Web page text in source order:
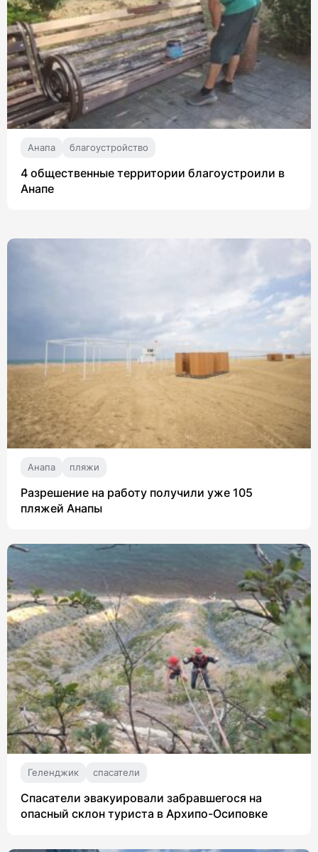
Анапа благоустройство
4 общественные территории благоустроили в
Анапе
Анапа пляжи
Разрешение на работу получили уже 105
пляжей Анапы
Геленджик спасатели
Спасатели эвакуировали забравшегося на
опасный склон туриста в Архипо-Осиповке